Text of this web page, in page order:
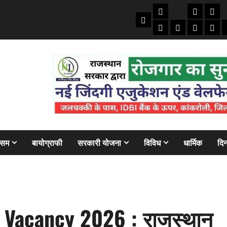
Home
तकनीकी
ऑटो
मोबाइल
क्राइम/
अजबबैंक
बायोग्राफी सरकारी योजना विविध धार्मिक
2026 : राजस्थान